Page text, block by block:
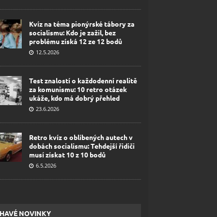
Kvíz na téma pionýrské tábory za
socialismu: Kdo je zažil, bez
problému získá 12 ze 12 bodů
12.5.2026
Test znalostí o každodenní realitě
za komunismu: 10 retro otázek
ukáže, kdo má dobrý přehled
23.6.2026
Retro kvíz o oblíbených autech v
dobách socialismu: Tehdejší řidiči
musí získat 10 z 10 bodů
6.5.2026
NOVINKY